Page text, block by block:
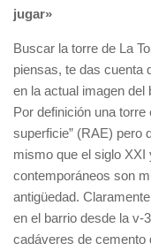
jugar»
Buscar la torre de La
piensas, te das cuenta
en la actual imagen del
Por definición una
superficie” (RAE) pero
mismo que el siglo XXI
contemporáneos son
antigüedad.
en el barrio desde la v-
cadáveres de cemento